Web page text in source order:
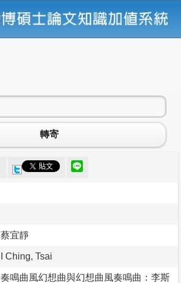
轉寄
蔡宜靜
I Ching, Tsai
奏鳴曲風幻想曲與幻想曲風奏鳴曲：李斯